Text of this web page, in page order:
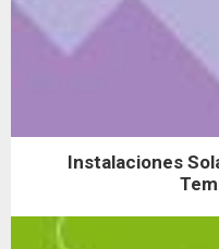
Instalaciones